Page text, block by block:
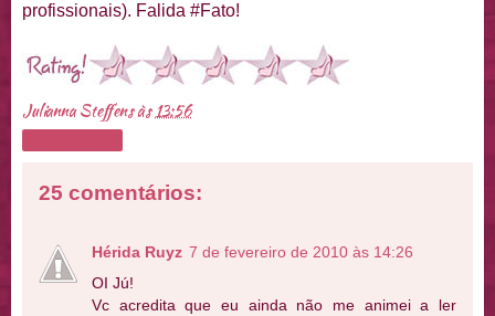
profissionais). Falida #Fato!
Julianna Steffensàs 13:56
25 comentários:
Hérida Ruyz 7 de fevereiro de 2010 às 14:26
OI Jú!
Vc acredita que eu ainda não me animei a ler